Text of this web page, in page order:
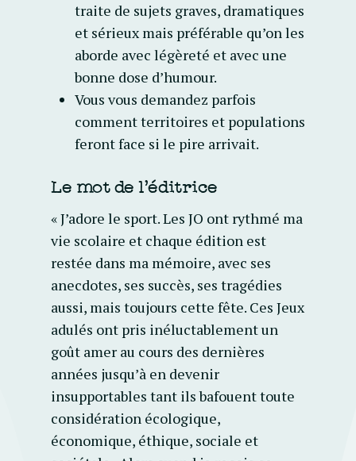
traite de sujets graves, dramatiques
et sérieux mais préférable qu’on les
aborde avec légèreté et avec une
bonne dose d’humour.
Vous vous demandez parfois
comment territoires et populations
feront face si le pire arrivait.
Le mot de l’éditrice
« J’adore le sport. Les JO ont rythmé ma
vie scolaire et chaque édition est
restée dans ma mémoire, avec ses
anecdotes, ses succès, ses tragédies
aussi, mais toujours cette fête. Ces Jeux
adulés ont pris inéluctablement un
goût amer au cours des dernières
années jusqu’à en devenir
insupportables tant ils bafouent toute
considération écologique,
économique, éthique, sociale et